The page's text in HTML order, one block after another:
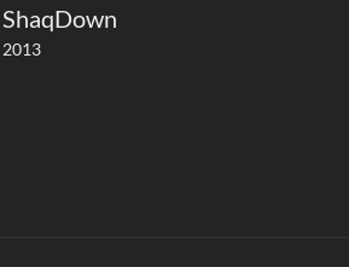
ShaqDown
2013